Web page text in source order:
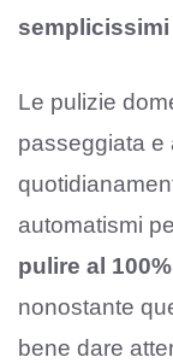
Le pulizie
passeggiata e
automatismi
pulire al
nonostante
bene dare